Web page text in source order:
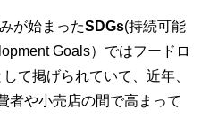
が始まったSDGs(持続可能
Goals）ではフードロ
て掲げられていて、近年、
者や小売店の間で高まって